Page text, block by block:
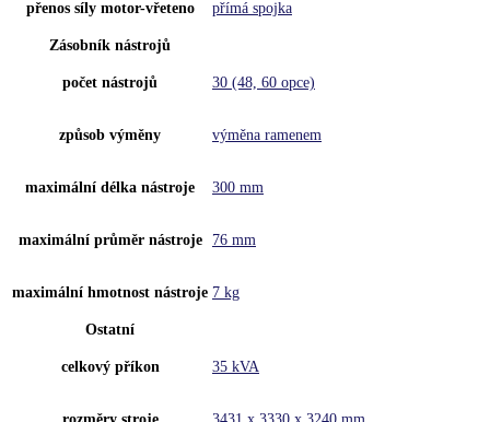
přenos síly motor-vřeteno přímá spojka
Zásobník nástrojů
počet nástrojů 30 (48, 60 opce)
způsob výměny výměna ramenem
maximální délka nástroje 300 mm
maximální průměr nástroje 76 mm
maximální hmotnost nástroje 7 kg
Ostatní
celkový příkon 35 kVA